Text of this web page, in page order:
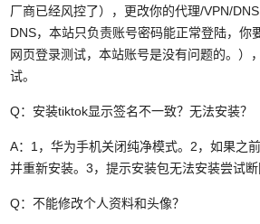
厂商已经风控了），更改你的代理/VPN/
DNS，本站只负责账号密码能正常登陆，你
网页登录测试，本站账号是没有问题的。）
试。
Q：安装tiktok显示签名不一致？无法安装？
A：1，华为手机关闭纯净模式。2，如果之
并重新安装。3，提示安装包无法安装尝试断
Q：不能修改个人资料和头像？